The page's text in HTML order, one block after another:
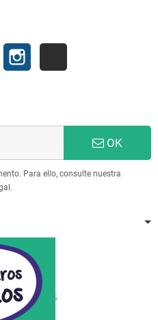
YouTube Instagram
OK
Para ello, consulte nuestra
;